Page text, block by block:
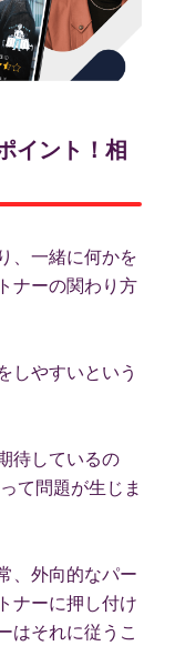
イント！相
、一緒に何かを
ナーの関わり方
しやすいという
待しているの
て問題が生じま
、外向的なパー
ナーに押し付け
はそれに従うこ